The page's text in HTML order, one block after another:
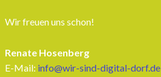
Wir freuen uns schon!
Renate Hosenberg
E-Mail: info@wir-sind-digital-dorf.de